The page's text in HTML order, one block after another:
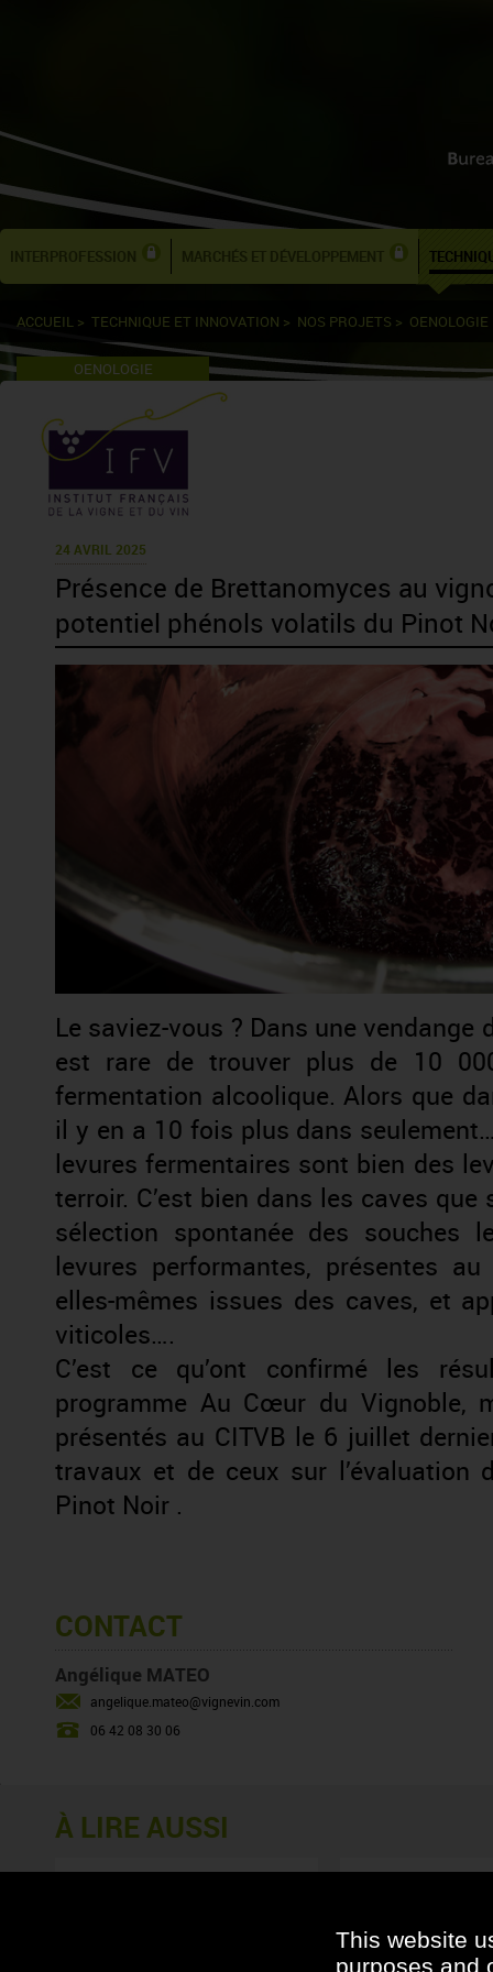
INTERPROFESSION MARCHÉS ET DÉVELOPPEMENT
ACCUEIL > TECHNIQUE ET INNOVATION > NOS PROJETS > OENOLOGIE
OENOLOGIE
24 AVRIL 2025
Présence de Brettanomyces au
potentiel phénols volatils du Pinot
Le saviez-vous ? Dans une
est rare de trouver plus de 10
fermentation alcoolique. Alors que
il y en a 10 fois plus dans
levures fermentaires sont bien des
terroir. C’est bien dans les caves
sélection spontanée des souches
levures performantes, présentes
elles-mêmes issues des caves, et
viticoles….
C’est ce qu’ont confirmé les
programme Au Cœur du Vignoble,
présentés au CITVB le 6 juillet
travaux et de ceux sur
Pinot Noir .
CONTACT
Angélique MATEO
angelique.mateo@vignevin.com
06 42 08 30 06
À LIRE AUSSI
This website
purposes and